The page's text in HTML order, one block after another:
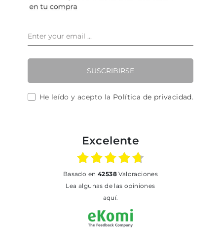
SUSCRIBIRSE
He leído y acepto la Política de privacidad.
Excelente
basado en 42538Valoraciones
Lea algunas de las opiniones
aquí.